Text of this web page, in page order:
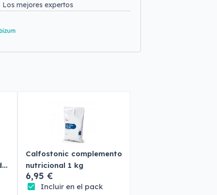
Los mejores expertos
Calfostonic complemento
nutricional 1 kg
6,95 €
Incluir en el pack